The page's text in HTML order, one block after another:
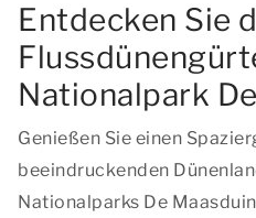
Entdecken Sie
Nationalpark
Genießen Sie einen
beeindruckenden
Nationalparks De